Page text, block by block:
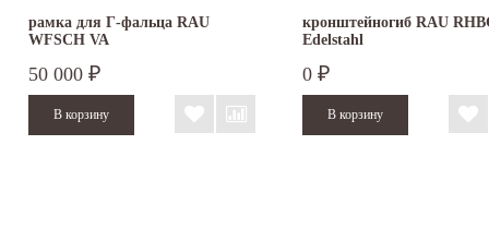
рамка для Г-фальца RAU
WFSCH VA
50 000 ₽
кронштейногиб RAU
Edelstahl
0 ₽